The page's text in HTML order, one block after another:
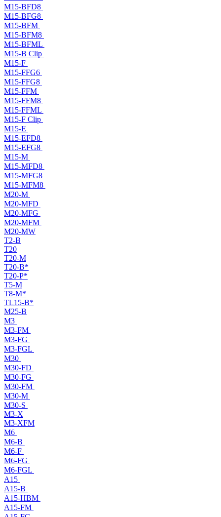
M15-BFD8
M15-BFG8
M15-BFM
M15-BFM8
M15-BFML
M15-B Clip
M15-F
M15-FFG6
M15-FFG8
M15-FFM
M15-FFM8
M15-FFML
M15-F Clip
M15-E
M15-EFD8
M15-EFG8
M15-M
M15-MFD8
M15-MFG8
M15-MFM8
M20-M
M20-MFD
M20-MFG
M20-MFM
M20-MW
T2-B
T20
T20-M
T20-B*
T20-P*
T5-M
T8-M*
TL15-B*
M25-B
M3
M3-FM
M3-FG
M3-FGL
M30
M30-FD
M30-FG
M30-FM
M30-M
M30-S
M3-X
M3-XFM
M6
M6-B
M6-F
M6-FG
M6-FGL
A15
A15-B
A15-HBM
A15-FM